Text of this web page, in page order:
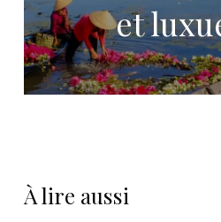
et
À lire aussi